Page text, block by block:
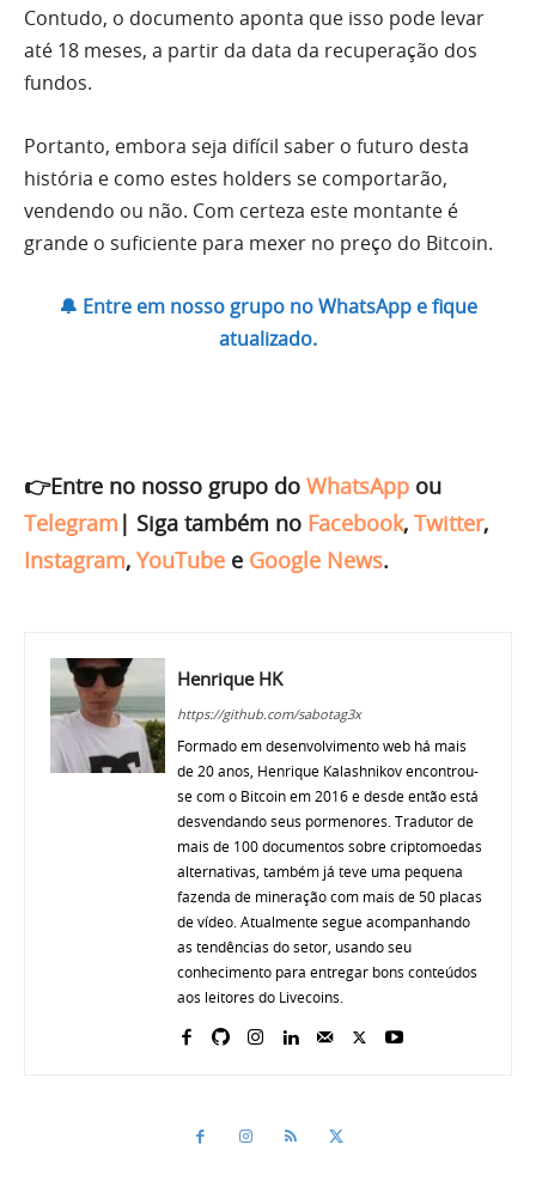
Contudo, o documento aponta que isso pode levar
até 18 meses, a partir da data da recuperação dos
fundos.
Portanto, embora seja difícil saber o futuro desta
história e como estes holders se comportarão,
vendendo ou não. Com certeza este montante é
grande o suficiente para mexer no preço do Bitcoin.
🔔 Entre em nosso grupo no WhatsApp e fique
atualizado.
👉Entre no nosso grupo do WhatsApp ou
Telegram | Siga também no Facebook, Twitter,
Instagram, YouTube e Google News.
Henrique HK
https://github.com/sabotag3x
Formado em desenvolvimento web há mais
de 20 anos, Henrique Kalashnikov encontrou-
se com o Bitcoin em 2016 e desde então está
desvendando seus pormenores. Tradutor de
mais de 100 documentos sobre criptomoedas
alternativas, também já teve uma pequena
fazenda de mineração com mais de 50 placas
de vídeo. Atualmente segue acompanhando
as tendências do setor, usando seu
conhecimento para entregar bons conteúdos
aos leitores do Livecoins.